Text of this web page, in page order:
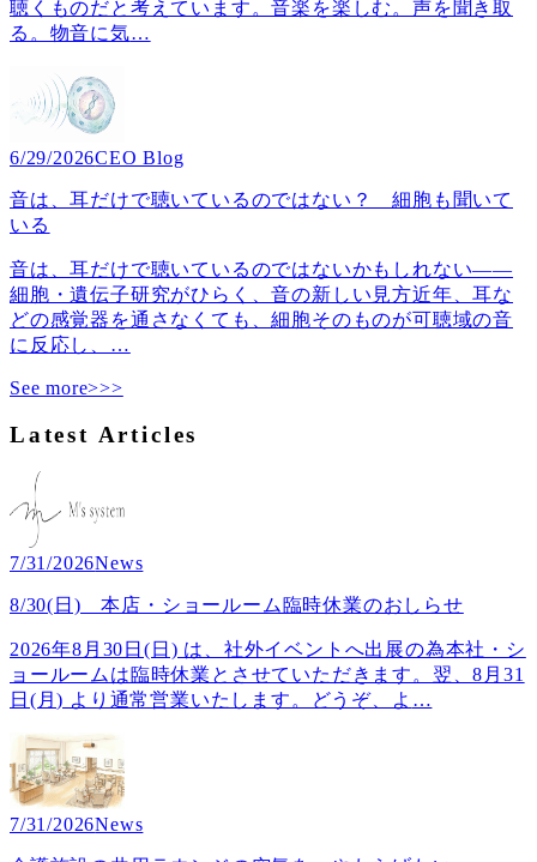
聴くものだと考えています。音楽を楽しむ。声を聞き取
る。物音に気…
6/29/2026CEO Blog
音は、耳だけで聴いているのではない？ 細胞も聞いて
いる
音は、耳だけで聴いているのではないかもしれない――
細胞・遺伝子研究がひらく、音の新しい見方近年、耳な
どの感覚器を通さなくても、細胞そのものが可聴域の音
に反応し、 …
See more>>>
Latest Articles
7/31/2026News
8/30(日) 本店・ショールーム臨時休業のおしらせ
2026年8月30日(日) は、社外イベントへ出展の為本社・シ
ョールームは臨時休業とさせていただきます。翌、8月31
日(月) より通常営業いたします。どうぞ、よ …
7/31/2026News